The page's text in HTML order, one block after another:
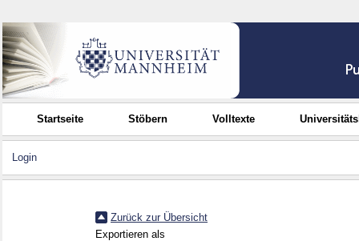
Startseite Stöbern Volltexte
Login
Zurück zur Übersicht
Exportieren als